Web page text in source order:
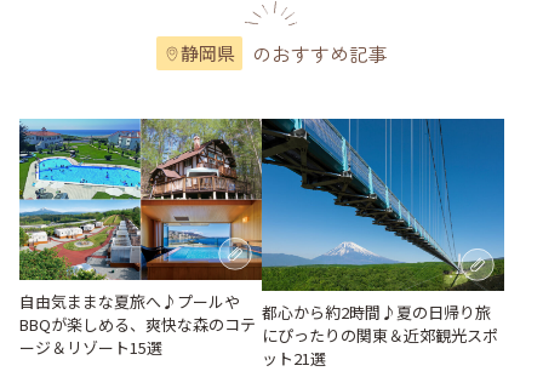
静岡県 のおすすめ記事
自由気ままな夏旅へ♪プールや
BBQが楽しめる、爽快な森のコテ
ージ＆リゾート15選
都心から約2時間♪夏の日帰り旅
にぴったりの関東＆近郊観光スポ
ット21選